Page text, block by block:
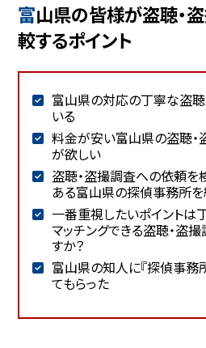
富山県の皆様が盗聴・盗撮調査選びで比
較するポイント
富山県の対応の丁寧な盗聴
いる
料金が安い富山県の盗聴・
が欲しい
盗聴・盗撮調査への依頼を
ある富山県の探偵事務所
一番重視したいポイントは
マッチングできる盗聴・盗
すか？
富山県の知人に『探偵事務
てもらった